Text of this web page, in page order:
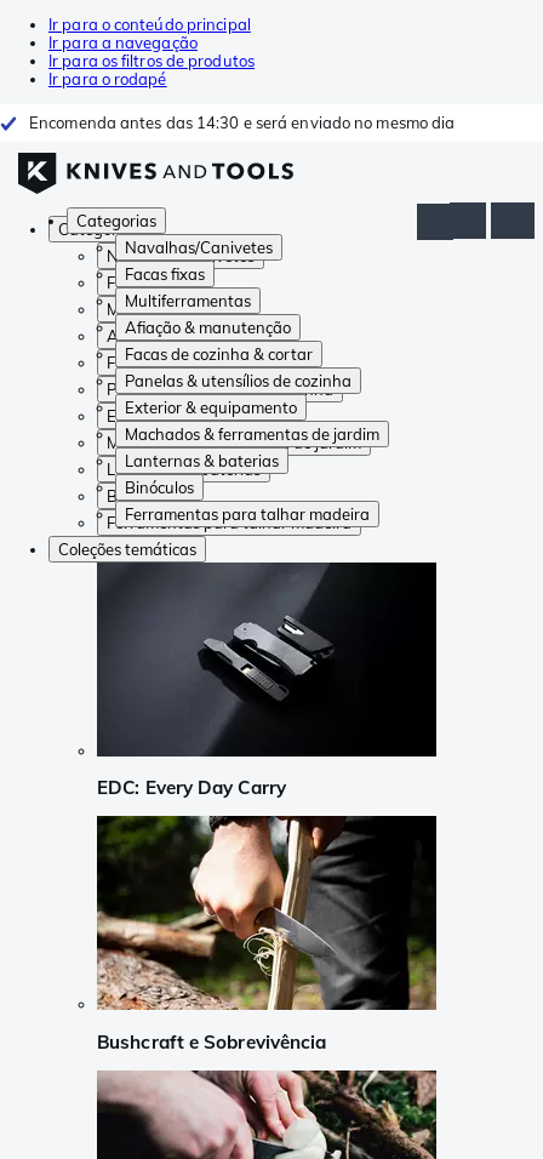
Ir para o conteúdo principal
Ir para a navegação
Ir para os filtros de produtos
Ir para o rodapé
Encomenda antes das 14:30 e será enviado no mesmo dia
Categorias
Navalhas/Canivetes
Facas fixas
Multiferramentas
Afiação & manutenção
Facas de cozinha & cortar
Panelas & utensílios de cozinha
Exterior & equipamento
Machados & ferramentas de jardim
Lanternas & baterias
Binóculos
Ferramentas para talhar madeira
Categorias
Navalhas/Canivetes
Facas fixas
Multiferramentas
Afiação & manutenção
Facas de cozinha & cortar
Panelas & utensílios de cozinha
Exterior & equipamento
Machados & ferramentas de jardim
Lanternas & baterias
Binóculos
Ferramentas para talhar madeira
Coleções temáticas
EDC: Every Day Carry
Bushcraft e Sobrevivência